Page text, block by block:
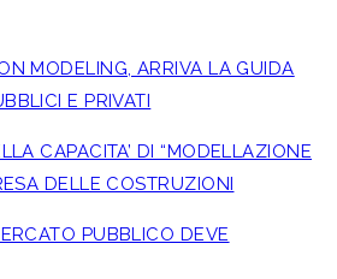
MODELING, ARRIVA LA GUIDA
E PRIVATI
CAPACITA’ DI “MODELLAZIONE
DELLE COSTRUZIONI
PUBBLICO DEVE